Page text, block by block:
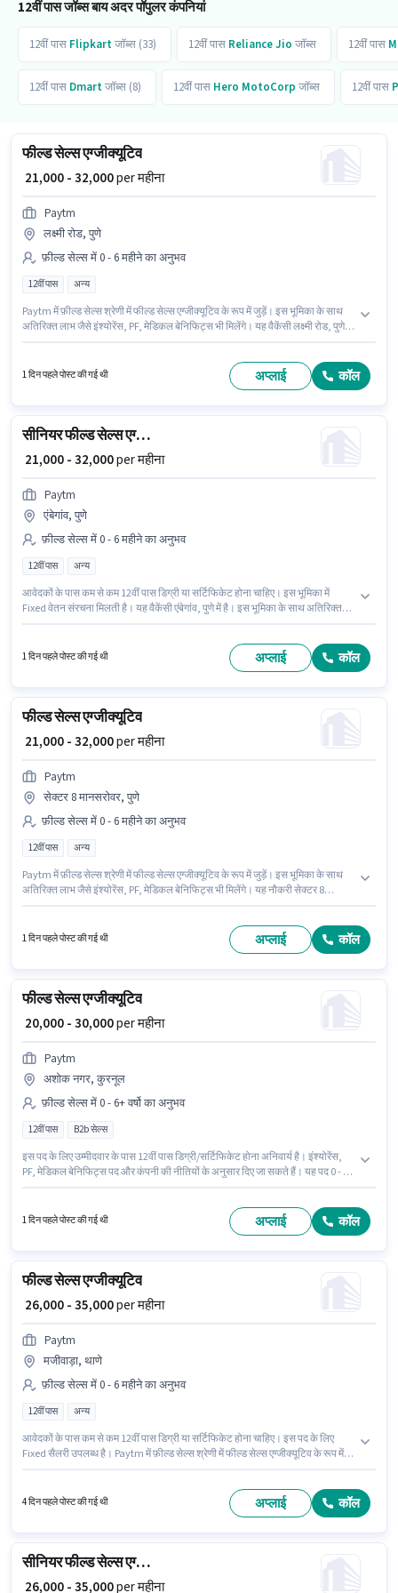
12वीं पास जॉब्स बाय अदर पॉपुलर कंपनियां
12वीं पास Flipkartजॉब्स (33) 12वीं पास Reliance Jio जॉब्स 12वीं पास
12वीं पास Dmartजॉब्स (8) 12वीं पास Hero MotoCorp जॉब्स 12वीं पास
फील्ड सेल्स एग्जीक्यूटिव
₹ 21,000 - 32,000per महीना
Paytm
लक्ष्मी रोड, पुणे
फ़ील्ड सेल्स में 0 - 6 महीने का अनुभव
12वीं पास अन्य
Paytm में फ़ील्ड सेल्स श्रेणी में फील्ड सेल्स एग्जीक्यूटिव के रूप में जुड़ें। इस भूमिका के साथ
अतिरिक्त लाभ जैसे इंश्योरेंस, PF, मेडिकल बेनिफिट्स भी मिलेंगे। यह वैकेंसी लक्ष्मी रोड, पुणे में
है, मासिक वेतन ₹32000 रहेगा।
1 दिन पहले पोस्ट की गई थी अप्लाई कॉल
सीनियर फील्ड सेल्स एग्जीक्यूटिव
₹ 21,000 - 32,000per महीना
Paytm
एंबेगांव, पुणे
फ़ील्ड सेल्स में 0 - 6 महीने का अनुभव
12वीं पास अन्य
आवेदकों के पास कम से कम 12वीं पास डिग्री या सर्टिफिकेट होना चाहिए। इस भूमिका में
Fixed वेतन संरचना मिलती है। यह वैकेंसी एंबेगांव, पुणे में है। इस भूमिका के साथ अतिरिक्त
फील्ड सेल्स एग्जीक्यूटिव के रूप में जुड़ें।
1 दिन पहले पोस्ट की गई थी अप्लाई कॉल
फील्ड सेल्स एग्जीक्यूटिव
₹ 21,000 - 32,000per महीना
Paytm
सेक्टर 8 मानसरोवर, पुणे
फ़ील्ड सेल्स में 0 - 6 महीने का अनुभव
12वीं पास अन्य
Paytm में फ़ील्ड सेल्स श्रेणी में फील्ड सेल्स एग्जीक्यूटिव के रूप में जुड़ें। इस भूमिका के साथ
अतिरिक्त लाभ जैसे इंश्योरेंस, PF, मेडिकल बेनिफिट्स भी मिलेंगे। यह नौकरी सेक्टर 8
उम्मीदवार के पास 12वीं पास डिग्री/सर्टिफिकेट होना अनिवार्य है।
1 दिन पहले पोस्ट की गई थी अप्लाई कॉल
फील्ड सेल्स एग्जीक्यूटिव
₹ 20,000 - 30,000per महीना
Paytm
अशोक नगर, कुरनूल
फ़ील्ड सेल्स में 0 - 6+ वर्षो का अनुभव
12वीं पास B2b सेल्स
इस पद के लिए उम्मीदवार के पास 12वीं पास डिग्री/सर्टिफिकेट होना अनिवार्य है। इंश्योरेंस,
PF, मेडिकल बेनिफिट्स पद और कंपनी की नीतियों के अनुसार दिए जा सकते हैं। यह पद 0 - 6+
Paytm में फ़ील्ड सेल्स श्रेणी में फील्ड सेल्स एग्जीक्यूटिव के रूप में जुड़ें।
1 दिन पहले पोस्ट की गई थी अप्लाई कॉल
फील्ड सेल्स एग्जीक्यूटिव
₹ 26,000 - 35,000per महीना
Paytm
मजीवाड़ा, थाणे
फ़ील्ड सेल्स में 0 - 6 महीने का अनुभव
12वीं पास अन्य
आवेदकों के पास कम से कम 12वीं पास डिग्री या सर्टिफिकेट होना चाहिए। इस पद के लिए
Fixed सैलरी उपलब्ध है। Paytm में फ़ील्ड सेल्स श्रेणी में फील्ड सेल्स एग्जीक्यूटिव के रूप में
आप प्रति माह ₹35000 तक कमा सकते हैं।
4 दिन पहले पोस्ट की गई थी अप्लाई कॉल
सीनियर फील्ड सेल्स एग्जीक्यूटिव
₹ 26,000 - 35,000per महीना